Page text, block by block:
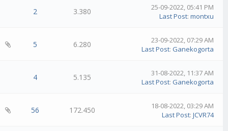
2 3.380
25-09-2022, 05:41 PM
Last Post:montxu
5 6.280
23-09-2022, 07:29 AM
Last Post: Ganekogorta
4 5.135
31-08-2022, 11:37 AM
Last Post: Ganekogorta
56 172.450
18-08-2022, 03:29 AM
Last Post:JCVR74